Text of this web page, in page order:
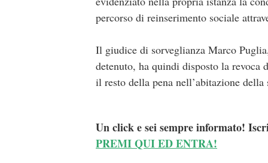
percorso di reinserimento sociale
Il giudice di sorveglianza Marco
detenuto, ha quindi disposto la
il resto della pena nell’abitazione della
Un click e sei sempre informato!
PREMI QUI ED ENTRA!